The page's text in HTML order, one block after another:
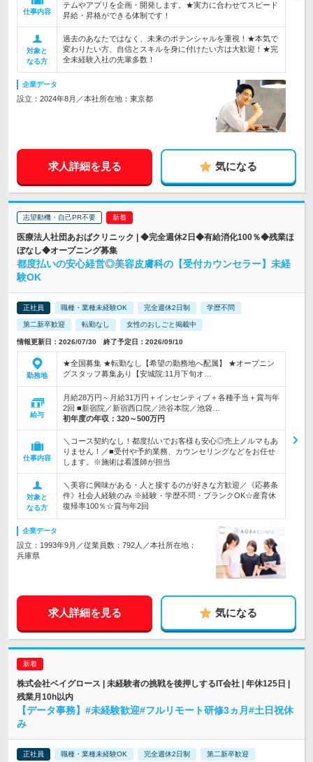
仕事内容
テムやアプリを企画・開発します。★実力に合わせてスピード
昇給・昇格ができる体制です！
対象と
なる方
過去のあなたではなく、未来のポテンシャルを重視！★本気で
変わりたい方、自信とスキルを身に付けたい方は大歓迎！★完
全未経験入社の先輩多数！
企業データ
設立：2024年8月／本社所在地：東京都
求人詳細を見る 気になる
志望動機・自己PR不要
医療法人社団あおばクリニック | ◆完全週休2日◆有給消化100％◆残業ほ
ぼなし◆オープニング募集
都度払いの安心経営◎美容皮膚科の【受付カウンセラー】未経
験OK
正社員 職種・業種未経験OK 完全週休2日制 学歴不問
第二新卒歓迎 転勤なし 女性のおしごと掲載中
情報更新日：2026/07/30 終了予定日：2026/09/10
勤務地
★全国募集 ★転勤なし【希望の勤務地へ配属】 ★オープニン
グスタッフ募集あり【安城院:11月下旬オ…
給与
月給28万円～月給31万円＋インセンティブ＋各種手当＋賞与年
2回 ■新宿院／新宿西口院／渋谷本院／池袋…
初年度の年収： 320～500万円
仕事内容
＼コース契約なし！都度払いでお客様も安心◎売上ノルマもあ
りません！／■受付や予約業務、カウンセリングなどをお任せ
します。※施術は看護師が担当
対象と
なる方
＼美容に興味がある・人と接するのが好きな方歓迎／《応募条
件》社会人経験のみ ※経験・学歴不問・ブランクOK☆産育休
復帰率100％☆賞与年2回
企業データ
設立：1993年9月／従業員数：792人／本社所在地：
兵庫県
求人詳細を見る 気になる
株式会社ベイグロース | 未経験者の挑戦を後押しするIT会社 | 年休125日 |
残業月10h以内
【データ事務】#未経験歓迎#フルリモート研修3ヵ月#土日祝休
み
正社員 職種・業種未経験OK 完全週休2日制 第二新卒歓迎